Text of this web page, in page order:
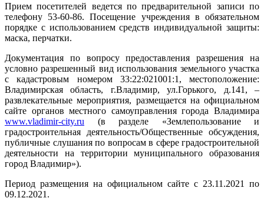
Прием посетителей ведется по предварительной записи по
телефону 53-60-86. Посещение учреждения в обязательном
порядке с использованием средств индивидуальной защиты:
маска, перчатки.
Документация по вопросу предоставления разрешения на
условно разрешенный вид использования земельного участка
с кадастровым номером 33:22:021001:1, местоположение:
Владимирская область, г.Владимир, ул.Горького, д.141, –
развлекательные мероприятия, размещается на официальном
сайте органов местного самоуправления города Владимира
www.vladimir-city.ru (в разделе «Землепользование и
градостроительная деятельность/Общественные обсуждения,
публичные слушания по вопросам в сфере градостроительной
деятельности на территории муниципального образования
город Владимир»).
Период размещения на официальном сайте с 23.11.2021 по
09.12.2021.